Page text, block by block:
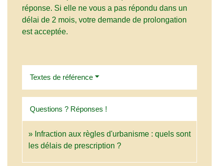
réponse. Si elle ne vous a pas répondu dans un
délai de 2 mois, votre demande de prolongation
est acceptée.
Textes de référence
Questions ? Réponses !
Infraction aux règles d'urbanisme : quels sont
les délais de prescription ?